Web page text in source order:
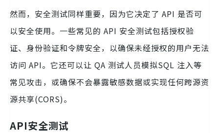
然而，安全测试同样重要，因为它决定了 API 是否可
以安全使用。一些常见的 API 安全测试包括授权验
证、身份验证和令牌安全，以确保未经授权的用户无法
访问 API。它还可以让 QA 测试人员模拟SQL 注入等
常见攻击，或确保不会暴露敏感数据或实现任何跨源资
源共享(CORS)。
API安全测试